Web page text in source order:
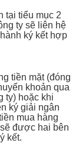
tại tiểu mục 2
ty sẽ liên hệ
ký kết hợp
tiền mặt (đóng
khoản qua
ty) hoặc khi
ký giải ngân
mua hàng
được hai bên
kết.